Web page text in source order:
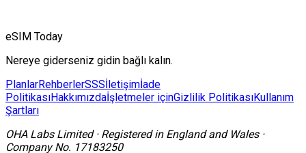
eSIM Today
Nereye giderseniz gidin bağlı kalın.
PlanlarRehberlerSSSİletişimİade
PolitikasıHakkımızdaİşletmeler içinGizlilik PolitikasıKullanım
Şartları
OHA Labs Limited· Registered in England and Wales·
Company No. 17183250